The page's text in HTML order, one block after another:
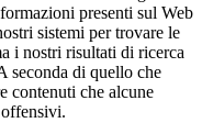
presenti sul Web
sistemi per trovare le
i nostri risultati di ricerca
seconda di quello che
contenuti che alcune